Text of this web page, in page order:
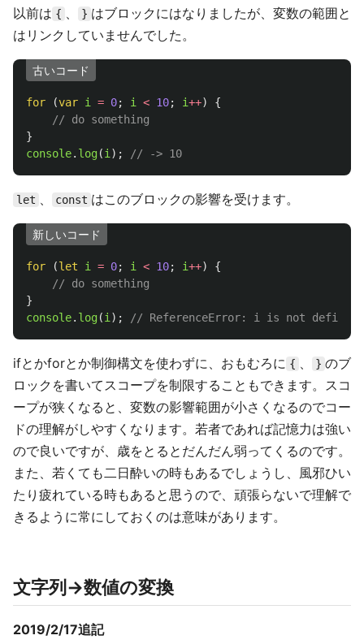
以前は { 、 } はブロックにはなりましたが、変数の範囲と
はリンクしていませんでした。
古いコード
for (var i = 0; i < 10; i++)
{
// do something
}
console. log(i ); // -> 10
let 、 const はこのブロックの影響を受けます。
新しいコード
for (let i = 0; i < 10; i++)
{
// do something
}
console. log(i ); // ReferenceError: i is not defined
ifとかforとか制御構文を使わずに、おもむろに { 、 } のブ
ロックを書いてスコープを制限することもできます。スコ
ープが狭くなると、変数の影響範囲が小さくなるのでコー
ドの理解がしやすくなります。若者であれば記憶力は強い
ので良いですが、歳をとるとだんだん弱ってくるのです。
また、若くても二日酔いの時もあるでしょうし、風邪ひい
たり疲れている時もあると思うので、頑張らないで理解で
きるように常にしておくのは意味があります。
文字列→数値の変換
2019/2/17追記